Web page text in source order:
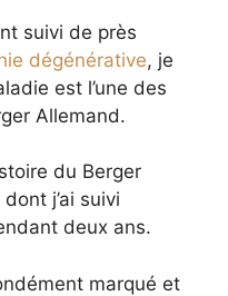
suivi de près
dégénérative, je
est l’une des
Allemand.
du Berger
j’ai suivi
deux ans.
marqué et